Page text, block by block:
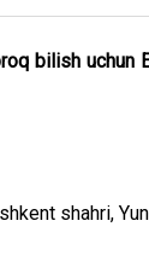
bilish uchun
shahri,